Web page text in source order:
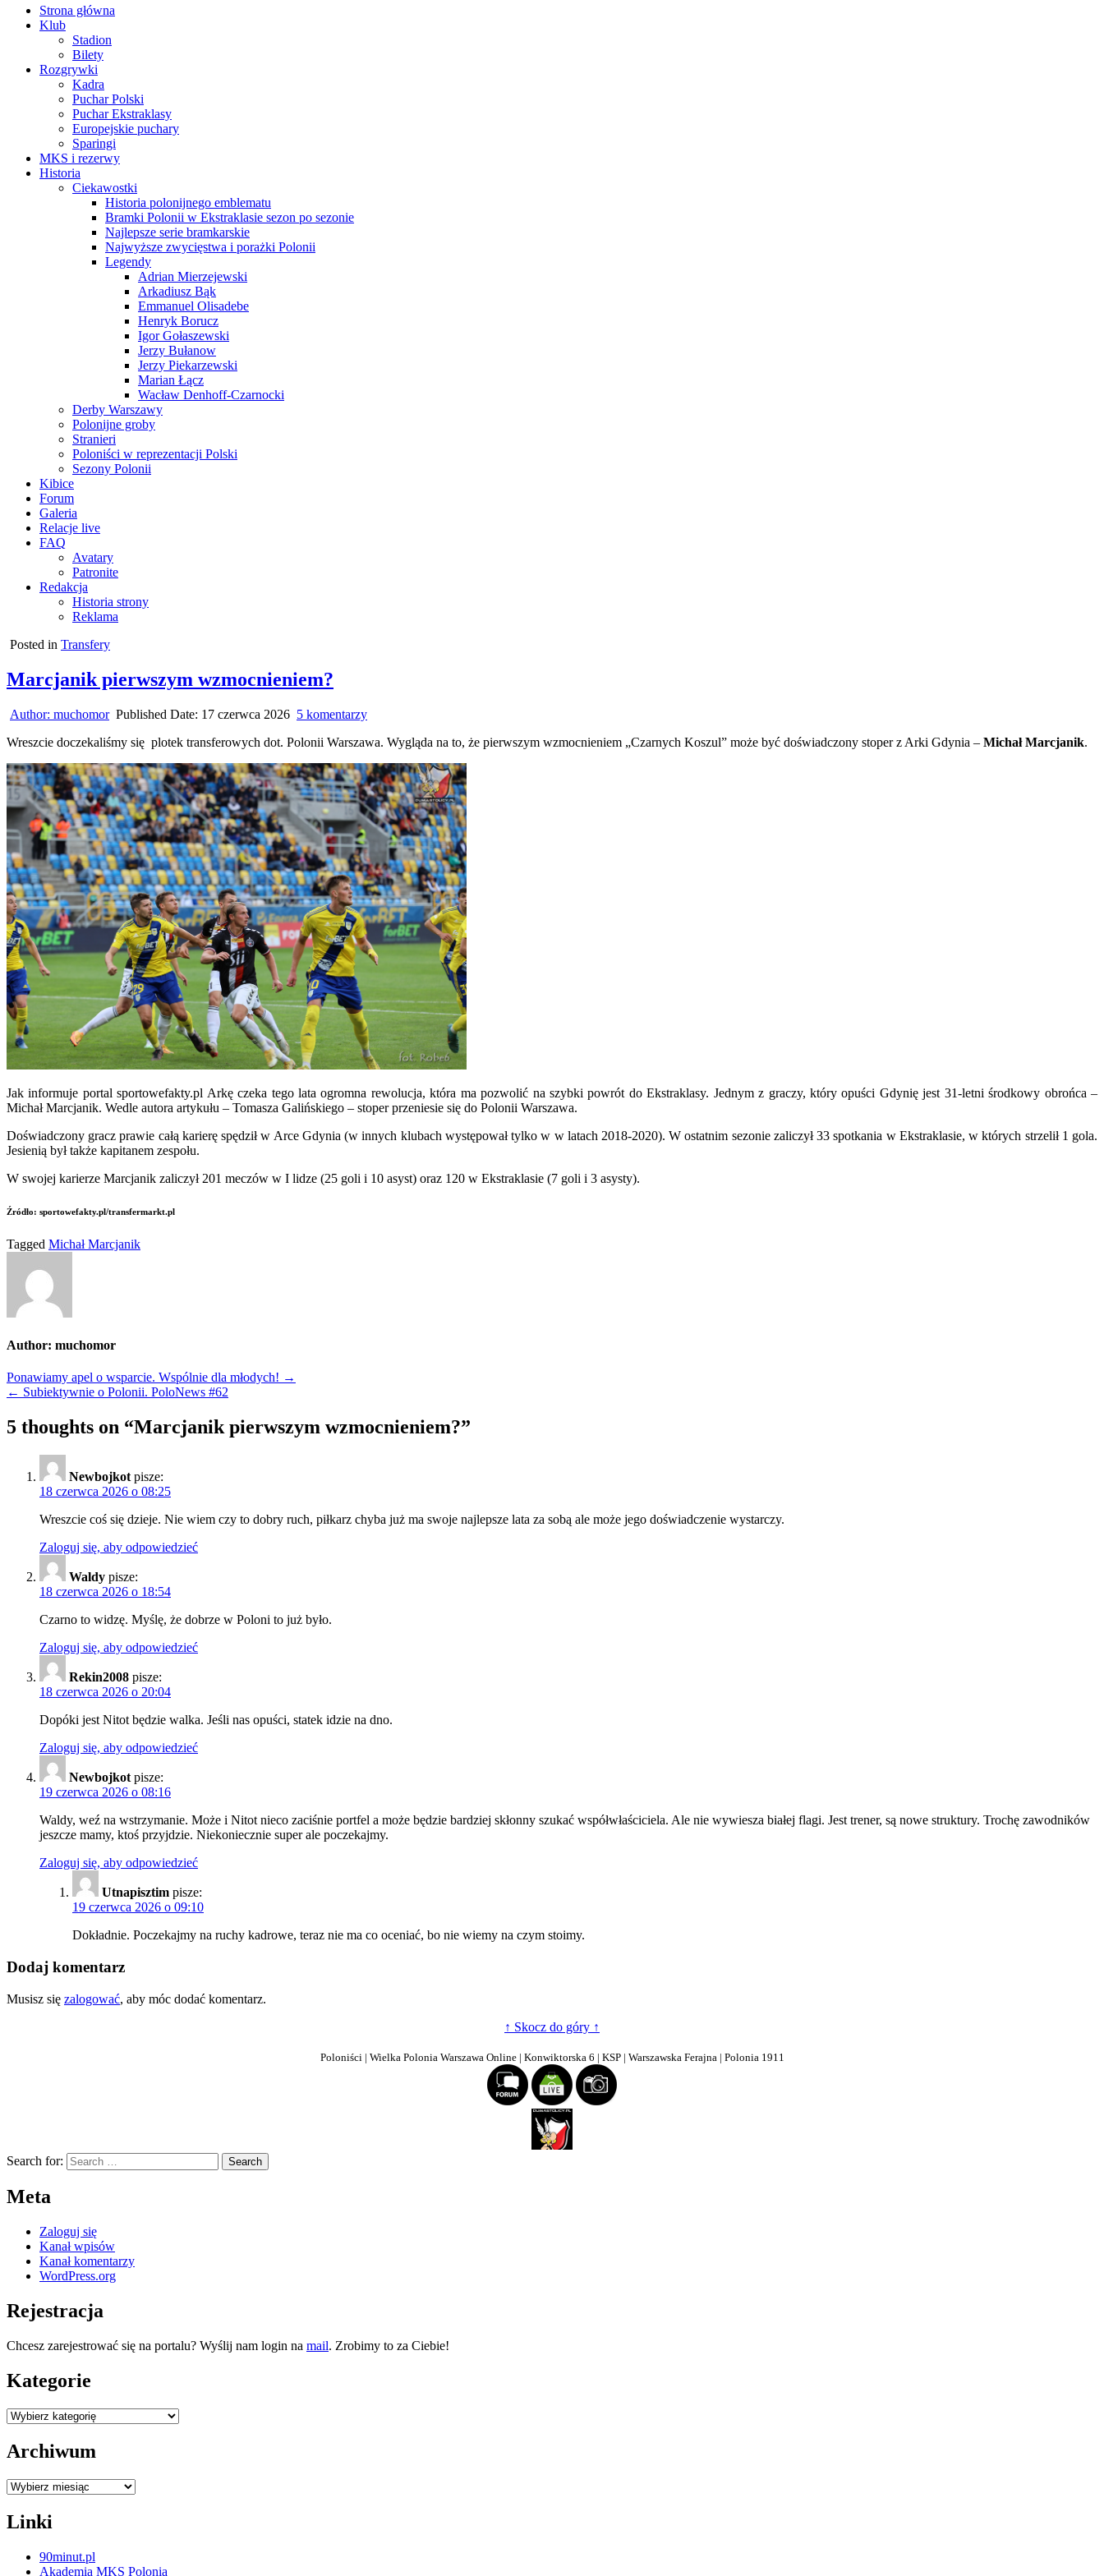
Strona główna
Klub
Stadion
Bilety
Rozgrywki
Kadra
Puchar Polski
Puchar Ekstraklasy
Europejskie puchary
Sparingi
MKS i rezerwy
Historia
Ciekawostki
Historia polonijnego emblematu
Bramki Polonii w Ekstraklasie sezon po sezonie
Najlepsze serie bramkarskie
Najwyższe zwycięstwa i porażki Polonii
Legendy
Adrian Mierzejewski
Arkadiusz Bąk
Emmanuel Olisadebe
Henryk Borucz
Igor Gołaszewski
Jerzy Bułanow
Jerzy Piekarzewski
Marian Łącz
Wacław Denhoff-Czarnocki
Derby Warszawy
Polonijne groby
Stranieri
Poloniści w reprezentacji Polski
Sezony Polonii
Kibice
Forum
Galeria
Relacje live
FAQ
Avatary
Patronite
Redakcja
Historia strony
Reklama
Posted in Transfery
Marcjanik pierwszym wzmocnieniem?
Author: muchomor Published Date: 17 czerwca 2026 5 komentarzydo
pierwszym
Wreszcie doczekaliśmy się plotek transferowych dot. Polonii Warszawa. Wygląda na to, że pierwszym wzmocnieniem „Czarnych Koszul” może być doświadczony stoper z Arki Gdynia – Michał Marcjanik.
Jak informuje portal sportowefakty.pl Arkę czeka tego lata ogromna rewolucja, która ma pozwolić na szybki powrót do Ekstraklasy. Jednym z graczy, który opuści Gdynię jest 31-letni środkowy obrońca –
Michał Marcjanik. Wedle autora artykułu – Tomasza Galińskiego – stoper przeniesie się do Polonii Warszawa.
Doświadczony gracz prawie całą karierę spędził w Arce Gdynia (w innych klubach występował tylko w w latach 2018-2020). W ostatnim sezonie zaliczył 33 spotkania w Ekstraklasie, w których strzelił 1 gola.
Jesienią był także kapitanem zespołu.
W swojej karierze Marcjanik zaliczył 201 meczów w I lidze (25 goli i 10 asyst) oraz 120 w Ekstraklasie (7 goli i 3 asysty).
Źródło: sportowefakty.pl/transfermarkt.pl
Tagged Michał Marcjanik
Author: muchomor
Nawigacja
wpisu
Ponawiamy apel o wsparcie. Wspólnie dla młodych! →
← Subiektywnie o Polonii. PoloNews #62
5 thoughts on “Marcjanik pierwszym wzmocnieniem?”
Newbojkot pisze:
18 czerwca 2026 o 08:25
Wreszcie coś się dzieje. Nie wiem czy to dobry ruch, piłkarz chyba już ma swoje najlepsze lata za sobą ale może jego doświadczenie wystarczy.
Zaloguj się, aby odpowiedzieć
Waldy pisze:
18 czerwca 2026 o 18:54
Czarno to widzę. Myślę, że dobrze w Poloni to już było.
Zaloguj się, aby odpowiedzieć
Rekin2008 pisze:
18 czerwca 2026 o 20:04
Dopóki jest Nitot będzie walka. Jeśli nas opuści, statek idzie na dno.
Zaloguj się, aby odpowiedzieć
Newbojkot pisze:
19 czerwca 2026 o 08:16
Waldy, weź na wstrzymanie. Może i Nitot nieco zaciśnie portfel a może będzie bardziej skłonny szukać współwłaściciela. Ale nie wywiesza białej flagi. Jest trener, są nowe struktury. Trochę zawodników
jeszcze mamy, ktoś przyjdzie. Niekoniecznie super ale poczekajmy.
Zaloguj się, aby odpowiedzieć
Utnapisztim pisze:
19 czerwca 2026 o 09:10
Dokładnie. Poczekajmy na ruchy kadrowe, teraz nie ma co oceniać, bo nie wiemy na czym stoimy.
Dodaj komentarz
Musisz się zalogować, aby móc dodać komentarz.
↑ Skocz do góry ↑
Poloniści | Wielka Polonia Warszawa Online | Konwiktorska 6 | KSP | Warszawska Ferajna | Polonia 1911
Search for:
Meta
Zaloguj się
Kanał wpisów
Kanał komentarzy
WordPress.org
Rejestracja
Chcesz zarejestrować się na portalu? Wyślij nam login na mail. Zrobimy to za Ciebie!
Kategorie
Kategorie
Archiwum
Archiwum
Linki
90minut.pl
Akademia MKS Polonia